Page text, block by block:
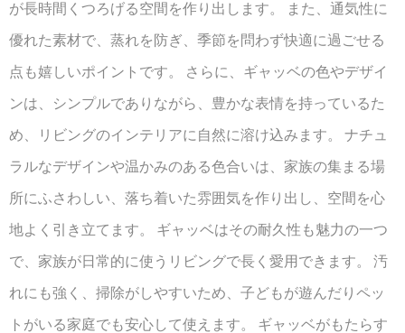
が長時間くつろげる空間を作り出します。 また、通気性に
優れた素材で、蒸れを防ぎ、季節を問わず快適に過ごせる
点も嬉しいポイントです。 さらに、ギャッベの色やデザイ
ンは、シンプルでありながら、豊かな表情を持っているた
め、リビングのインテリアに自然に溶け込みます。 ナチュ
ラルなデザインや温かみのある色合いは、家族の集まる場
所にふさわしい、落ち着いた雰囲気を作り出し、空間を心
地よく引き立てます。 ギャッベはその耐久性も魅力の一つ
で、家族が日常的に使うリビングで長く愛用できます。 汚
れにも強く、掃除がしやすいため、子どもが遊んだりペッ
トがいる家庭でも安心して使えます。 ギャッベがもたらす